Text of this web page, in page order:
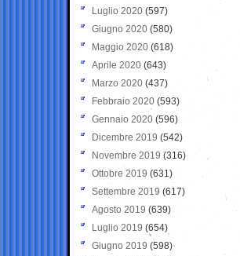
Luglio 2020 (597)
Giugno 2020 (580)
Maggio 2020 (618)
Aprile 2020 (643)
Marzo 2020 (437)
Febbraio 2020 (593)
Gennaio 2020 (596)
Dicembre 2019 (542)
Novembre 2019 (316)
Ottobre 2019 (631)
Settembre 2019 (617)
Agosto 2019 (639)
Luglio 2019 (654)
Giugno 2019 (598)